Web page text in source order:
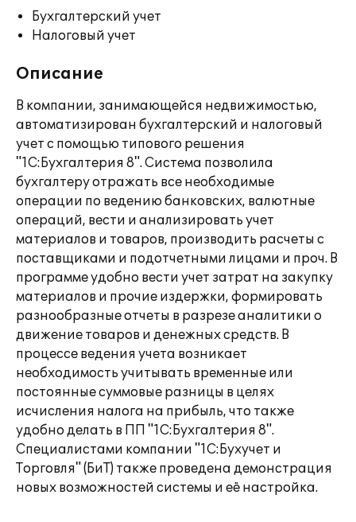
Бухгалтерский учет
Налоговый учет
Описание
В компании, занимающейся недвижимостью,
автоматизирован бухгалтерский и налоговый
учет с помощью типового решения
"1С:Бухгалтерия 8". Система позволила
бухгалтеру отражать все необходимые
операции по ведению банковских, валютные
операций, вести и анализировать учет
материалов и товаров, производить расчеты с
поставщиками и подотчетными лицами и проч. В
программе удобно вести учет затрат на закупку
материалов и прочие издержки, формировать
разнообразные отчеты в разрезе аналитики о
движение товаров и денежных средств. В
процессе ведения учета возникает
необходимость учитывать временные или
постоянные суммовые разницы в целях
исчисления налога на прибыль, что также
удобно делать в ПП "1С:Бухгалтерия 8".
Специалистами компании "1С:Бухучет и
Торговля" (БиТ) также проведена демонстрация
новых возможностей системы и её настройка.